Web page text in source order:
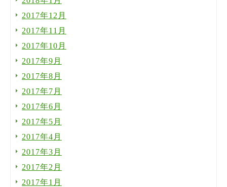
2017年12月
2017年11月
2017年10月
2017年9月
2017年8月
2017年7月
2017年6月
2017年5月
2017年4月
2017年3月
2017年2月
2017年1月